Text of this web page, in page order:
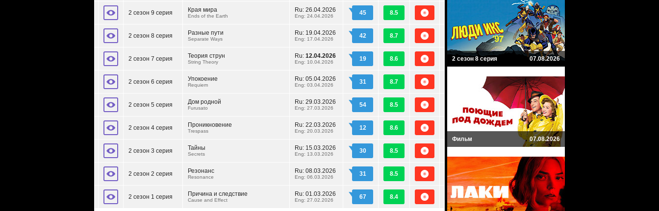
2 сезон 9 серия Края мира
Ends of the Earth
Ru: 26.04.2026
Eng: 24.04.2026 45 8.5
2 сезон 8 серия Разные пути
Separate Ways
Ru: 19.04.2026
Eng: 17.04.2026 42 8.7
2 сезон 7 серия Теория струн
String Theory
Ru: 12.04.2026
Eng: 10.04.2026 19 8.6
2 сезон 6 серия Упокоение
Requiem
Ru: 05.04.2026
Eng: 03.04.2026 31 8.7
2 сезон 5 серия Дом родной
Furusato
Ru: 29.03.2026
Eng: 27.03.2026 54 8.5
2 сезон 4 серия Проникновение
Trespass
Ru: 22.03.2026
Eng: 20.03.2026 12 8.6
2 сезон 3 серия Тайны
Secrets
Ru: 15.03.2026
Eng: 13.03.2026 30 8.5
2 сезон 2 серия Резонанс
Resonance
Ru: 08.03.2026
Eng: 06.03.2026 31 8.5
2 сезон 1 серия Причина и следствие
Cause and Effect
Ru: 01.03.2026
Eng: 27.02.2026 67 8.4
2 сезон 8 серия 07.08.2026
Фильм 07.08.2026